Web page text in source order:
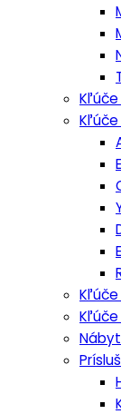
Kľúče
Kľúče
Kľúče